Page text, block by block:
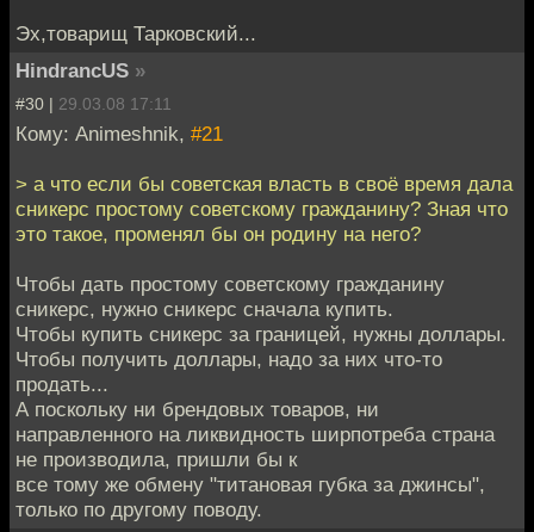
Эх,товарищ Тарковский...
HindrancUS »
#30 | 29.03.08 17:11
Кому: Animeshnik, #21
> а что если бы советская власть в своё время дала
сникерс простому советскому гражданину? Зная что
это такое, променял бы он родину на него?
Чтобы дать простому советскому гражданину
сникерс, нужно сникерс сначала купить.
Чтобы купить сникерс за границей, нужны доллары.
Чтобы получить доллары, надо за них что-то
продать...
А поскольку ни брендовых товаров, ни
направленного на ликвидность ширпотреба страна
не производила, пришли бы к
все тому же обмену "титановая губка за джинсы",
только по другому поводу.